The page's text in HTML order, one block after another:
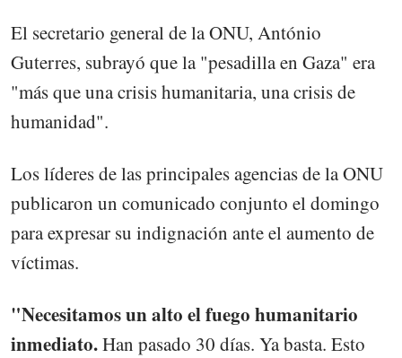
El secretario general de la ONU, António
Guterres, subrayó que la "pesadilla en Gaza" era
"más que una crisis humanitaria, una crisis de
humanidad".
Los líderes de las principales agencias de la ONU
publicaron un comunicado conjunto el domingo
para expresar su indignación ante el aumento de
víctimas.
"Necesitamos un alto el fuego humanitario
inmediato.Han pasado 30 días. Ya basta. Esto